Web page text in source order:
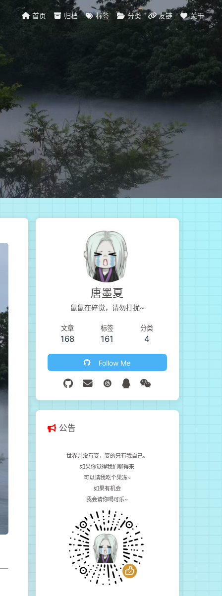
首页 归档 标签 分类 友链 关于
唐墨夏
鼠鼠在碎觉，请勿打扰~
文章
168
标签
161
分类
4
Follow Me
公告
世界并没有变，变的只有我自己。
如果你觉得我们聊得来
可以请我吃个果冻~
如果有机会
我会请你喝可乐~